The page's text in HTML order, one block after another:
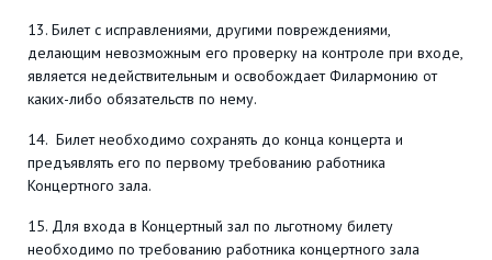
13. Билет с исправлениями, другими повреждениями,
делающим невозможным его проверку на контроле при входе,
является недействительным и освобождает Филармонию от
каких-либо обязательств по нему.
14. Билет необходимо сохранять до конца концерта и
предъявлять его по первому требованию работника
Концертного зала.
15. Для входа в Концертный зал по льготному билету
необходимо по требованию работника концертного зала